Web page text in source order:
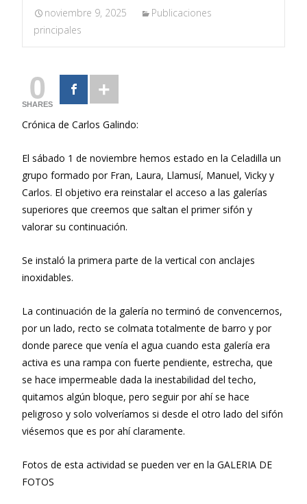
noviembre 9, 2025
Publicaciones
principales
0
SHARES
Crónica de Carlos Galindo:
El sábado 1 de noviembre hemos estado en la Celadilla un
grupo formado por Fran, Laura, Llamusí, Manuel, Vicky y
Carlos. El objetivo era reinstalar el acceso a las galerías
superiores que creemos que saltan el primer sifón y
valorar su continuación.
Se instaló la primera parte de la vertical con anclajes
inoxidables.
La continuación de la galería no terminó de convencernos,
por un lado, recto se colmata totalmente de barro y por
donde parece que venía el agua cuando esta galería era
activa es una rampa con fuerte pendiente, estrecha, que
se hace impermeable dada la inestabilidad del techo,
quitamos algún bloque, pero seguir por ahí se hace
peligroso y solo volveríamos si desde el otro lado del sifón
viésemos que es por ahí claramente.
Fotos de esta actividad se pueden ver en la GALERIA DE
FOTOS